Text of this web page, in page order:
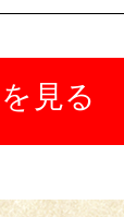
見る